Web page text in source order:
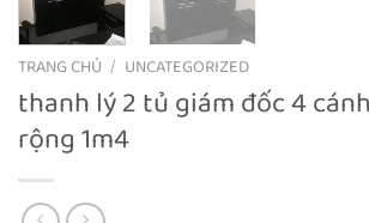
TRANG CHỦ / UNCATEGORIZED
thanh lý 2 tủ giám đốc 4
rộng 1m4